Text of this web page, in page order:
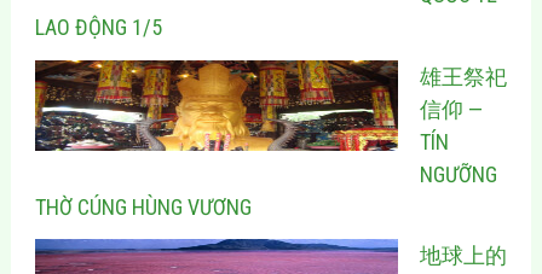
LAO ĐỘNG 1/5
雄王祭祀
信仰 —
TÍN
NGƯỠNG
THỜ CÚNG HÙNG VƯƠNG
地球上的